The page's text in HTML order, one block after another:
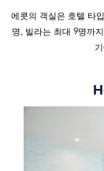
에콧의 객실은 호텔 타
명, 빌라는 최대 9명까